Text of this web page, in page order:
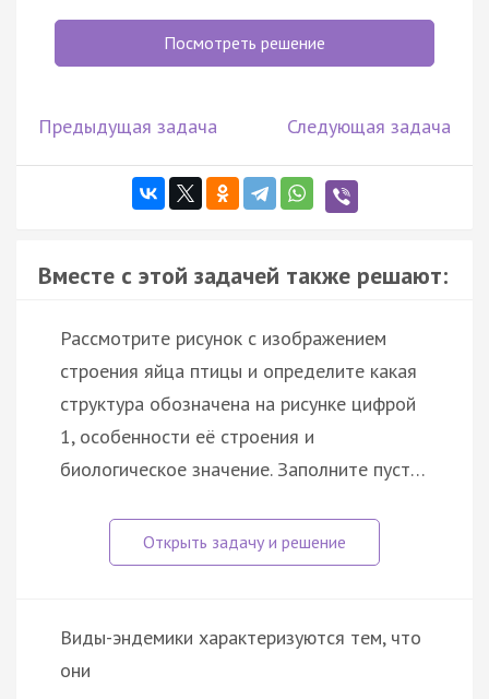
Посмотреть решение
Предыдущая задача Следующая задача
Вместе с этой задачей также решают:
Рассмотрите рисунок с изображением
строения яйца птицы и определите какая
структура обозначена на рисунке цифрой
1, особенности её строения и
биологическое значение. Заполните пуст…
Виды-эндемики характеризуются тем, что
они